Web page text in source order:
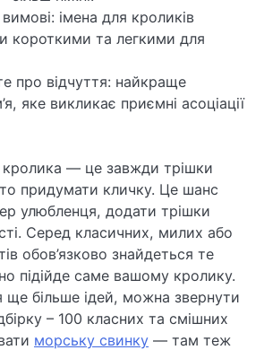
імена для кроликів
короткими та легкими для
про відчуття: найкраще
яке викликає приємні асоціації
кролика — це завжди трішки
придумати кличку. Це шанс
улюбленця, додати трішки
Серед класичних, милих або
обов’язково знайдеться те
підійде саме вашому кролику.
більше ідей, можна звернути
– 100 класних та смішних
морську свинку — там теж